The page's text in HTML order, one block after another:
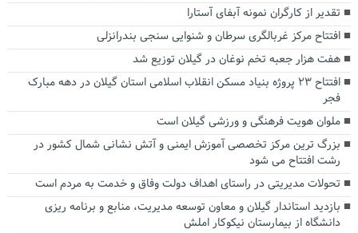
تقدیر از کارگران نمونه آبفای آستارا
افتتاح مرکز غربالگری سرطان و شنوایی سنجی بندرانزلی
هفت هزار جعبه تخم نوغان در گیلان توزیع شد
افتتاح ۲۳ پروژه بنیاد مسکن انقلاب اسلامی استان گیلان در دهه مبارک
فجر
ملوان هویت فرهنگی و ورزشی گیلان است
بزرگ ترین مرکز تخصصی آموزش ایمنی و آتش نشانی شمال کشور در
رشت افتتاح می شود
تحولات مدیریتی در راستای اهداف دولت وفاق و خدمت به مردم است
بازدید استاندار گیلان و معاون توسعه مدیریت، منابع و برنامه ریزی
دانشگاه از بیمارستان نیکوکار املش